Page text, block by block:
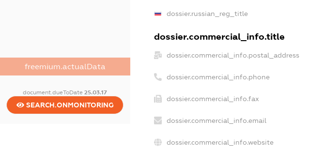
freemium.actualData
document.dueToDate25.03.17
SEARCH.ONMONITORING
dossier.russian_reg_title
dossier.commercial_info.title
dossier.commercial_info.postal_address
dossier.commercial_info.phone
dossier.commercial_info.fax
dossier.commercial_info.email
dossier.commercial_info.website